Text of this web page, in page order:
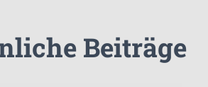
Beiträge